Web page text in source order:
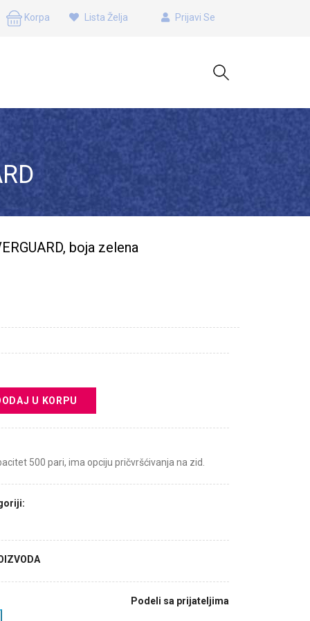
Korpa Lista Želja Prijavi Se
boja zelena
U KORPU
500 pari, ima opciju pričvršćivanja na zid.
Podeli sa prijateljima